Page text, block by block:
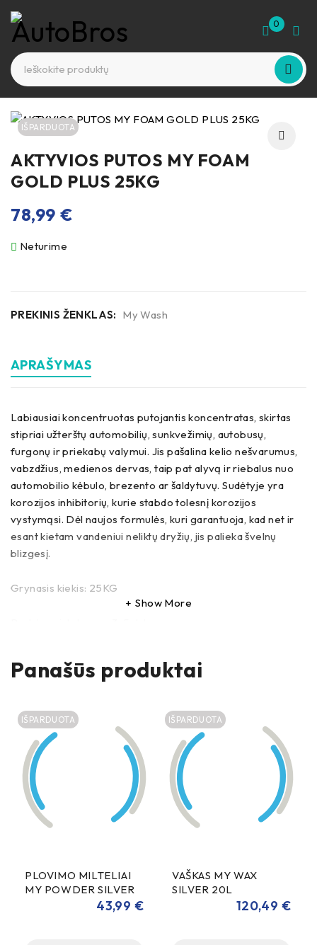
0
IŠPARDUOTA
AKTYVIOS PUTOS MY FOAM
GOLD PLUS 25KG
78,99 €
Neturime
PREKINIS ŽENKLAS: My Wash
APRAŠYMAS
Labiausiai koncentruotas putojantis koncentratas, skirtas
stipriai užterštų automobilių, sunkvežimių, autobusų,
furgonų ir priekabų valymui. Jis pašalina kelio nešvarumus,
vabzdžius, medienos dervas, taip pat alyvą ir riebalus nuo
automobilio kėbulo, brezento ar šaldytuvų. Sudėtyje yra
korozijos inhibitorių, kurie stabdo tolesnį korozijos
vystymąsi. Dėl naujos formulės, kuri garantuoja, kad net ir
esant kietam vandeniui neliktų dryžių, jis palieka švelnų
blizgesį.
Grynasis kiekis: 25KG
Show More
Panašūs produktai
IŠPARDUOTA
PLOVIMO MILTELIAI
MY POWDER SILVER
43,99 €
IŠPARDUOTA
VAŠKAS MY WAX
SILVER 20L
120,49 €